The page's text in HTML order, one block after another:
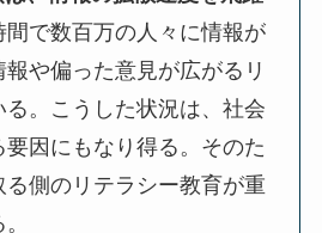
間で数百万の人々に情報が
や偏った意見が広がるリ
。こうした状況は、社会
因にもなり得る。そのた
側のリテラシー教育が重